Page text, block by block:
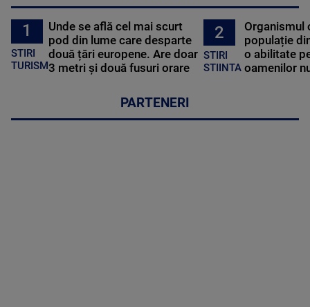
1
STIRI
TURISM
Unde se află cel mai scurt
pod din lume care desparte
două țări europene. Are doar
3 metri și două fusuri orare
2
STIRI
STIINTA
Organismul
populație
o abilitate
oamenilor
PARTENERI